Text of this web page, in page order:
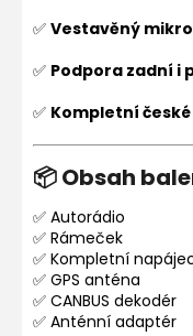
✅ Vestavěný
✅ Podpora zadní i
✅ Kompletní
📦 Obsah
✅ Autorádio
✅ Rámeček
✅ Kompletní
✅ GPS anténa
✅ CANBUS dekodér
✅ Anténní adaptér